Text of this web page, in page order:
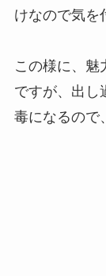
けなので気を
この様に、魅
ですが、出し
毒になるので